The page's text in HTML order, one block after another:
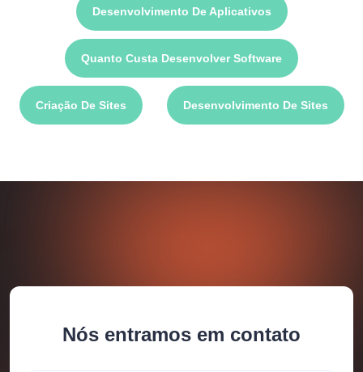
Desenvolvimento De Aplicativos
Quanto Custa Desenvolver Software
Criação De Sites Desenvolvimento De Sites
Nós entramos em contato